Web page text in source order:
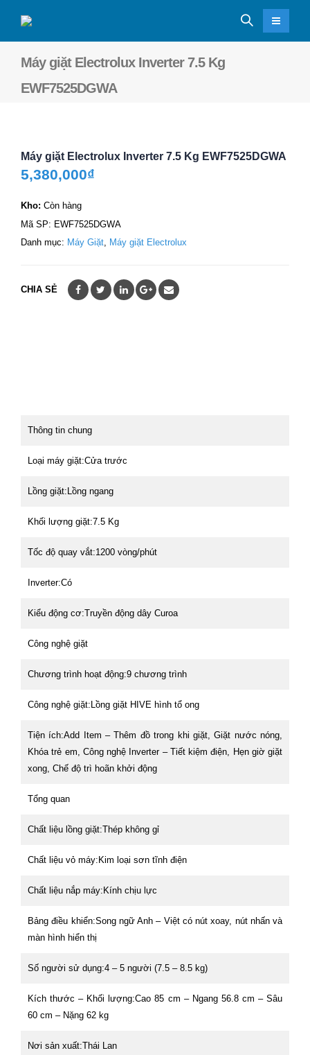
Máy giặt Electrolux Inverter 7.5 Kg
EWF7525DGWA
Máy giặt Electrolux Inverter 7.5 Kg EWF7525DGWA
5,380,000₫
Kho: Còn hàng
Mã SP: EWF7525DGWA
Danh mục: Máy Giặt, Máy giặt Electrolux
CHIA SẺ
Thông tin chung
Loại máy giặt:Cửa trước
Lồng giặt:Lồng ngang
Khối lượng giặt:7.5 Kg
Tốc độ quay vắt:1200 vòng/phút
Inverter:Có
Kiểu động cơ:Truyền động dây Curoa
Công nghệ giặt
Chương trình hoạt động:9 chương trình
Công nghệ giặt:Lồng giặt HIVE hình tổ ong
Tiện ích:Add Item – Thêm đồ trong khi giặt, Giặt nước nóng,
Khóa trẻ em, Công nghệ Inverter – Tiết kiệm điện, Hẹn giờ giặt
xong, Chế độ trì hoãn khởi động
Tổng quan
Chất liệu lồng giặt:Thép không gỉ
Chất liệu vỏ máy:Kim loại sơn tĩnh điện
Chất liệu nắp máy:Kính chịu lực
Bảng điều khiển:Song ngữ Anh – Việt có nút xoay, nút nhấn và
màn hình hiển thị
Số người sử dụng:4 – 5 người (7.5 – 8.5 kg)
Kích thước – Khối lượng:Cao 85 cm – Ngang 56.8 cm – Sâu
60 cm – Nặng 62 kg
Nơi sản xuất:Thái Lan